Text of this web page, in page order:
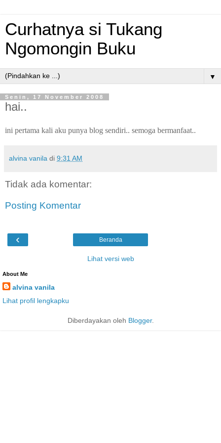
Curhatnya si Tukang
Ngomongin Buku
▼
Senin, 17 November 2008
hai..
ini pertama kali aku punya blog sendiri.. semoga bermanfaat..
alvina vanila di 9:31 AM
Tidak ada komentar:
Posting Komentar
‹ Beranda
Lihat versi web
About Me
alvina vanila
Lihat profil lengkapku
Diberdayakan oleh Blogger.